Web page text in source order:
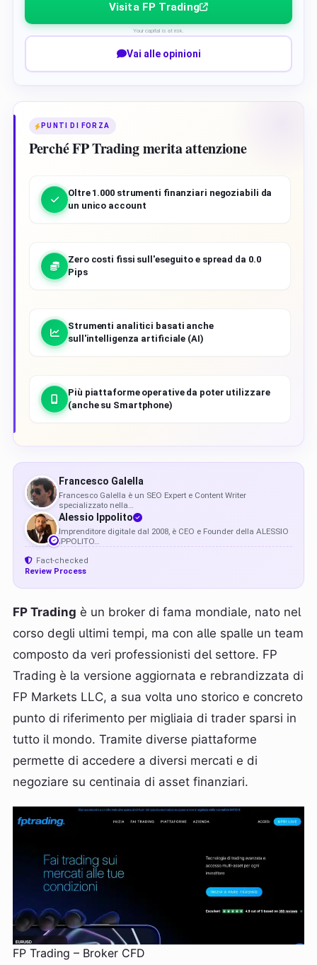
Visita FP Trading
Your capital is at risk.
Vai alle opinioni
PUNTI DI FORZA
Perché FP Trading merita attenzione
Oltre 1.000 strumenti finanziari negoziabili da
un unico account
Zero costi fissi sull'eseguito e spread da 0.0
Pips
Strumenti analitici basati anche
sull'intelligenza artificiale (AI)
Più piattaforme operative da poter utilizzare
(anche su Smartphone)
FG Francesco Galella
Francesco Galella è un SEO Expert e Content Writer
specializzato nella…
AI Alessio Ippolito
Imprenditore digitale dal 2008, è CEO e Founder della ALESSIO
IPPOLITO…
Fact-checked
Review Process
FP Trading è un broker di fama mondiale, nato nel
corso degli ultimi tempi, ma con alle spalle un team
composto da veri professionisti del settore. FP
Trading è la versione aggiornata e rebrandizzata di
FP Markets LLC, a sua volta uno storico e concreto
punto di riferimento per migliaia di trader sparsi in
tutto il mondo. Tramite diverse piattaforme
permette di accedere a diversi mercati e di
negoziare su centinaia di asset finanziari.
FP Trading – Broker CFD